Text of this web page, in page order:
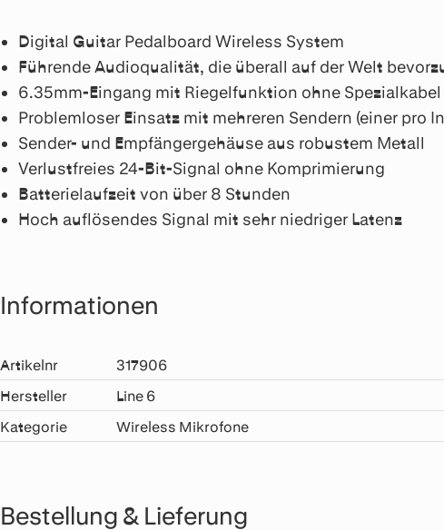
Digital Guitar Pedalboard Wireless System
Führende Audioqualität, die überall auf der Welt
6.35mm-Eingang mit Riegelfunktion ohne Spezialkabel
Problemloser Einsatz mit mehreren Sendern (einer pro
Sender- und Empfängergehäuse aus robustem Metall
Verlustfreies 24-Bit-Signal ohne Komprimierung
Batterielaufzeit von über 8 Stunden
Hoch auflösendes Signal mit sehr niedriger Latenz
Informationen
Artikelnr
317906
Hersteller
Line 6
Kategorie
Wireless Mikrofone
Bestellung & Lieferung